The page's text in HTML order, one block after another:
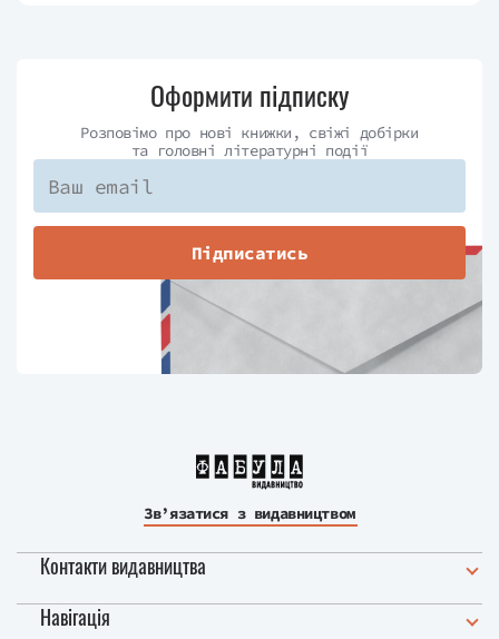
Оформити підписку
Розповімо про нові книжки, свіжі добірки
та головні літературні події
Підписатись
Зв’язатися з видавництвом
Контакти видавництва
Навігація